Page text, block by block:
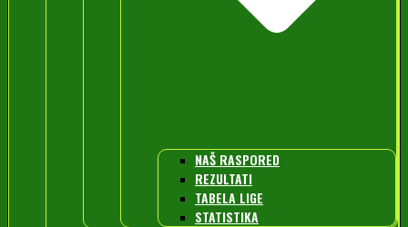
NAŠ RASPORED
REZULTATI
TABELA LIGE
STATISTIKA